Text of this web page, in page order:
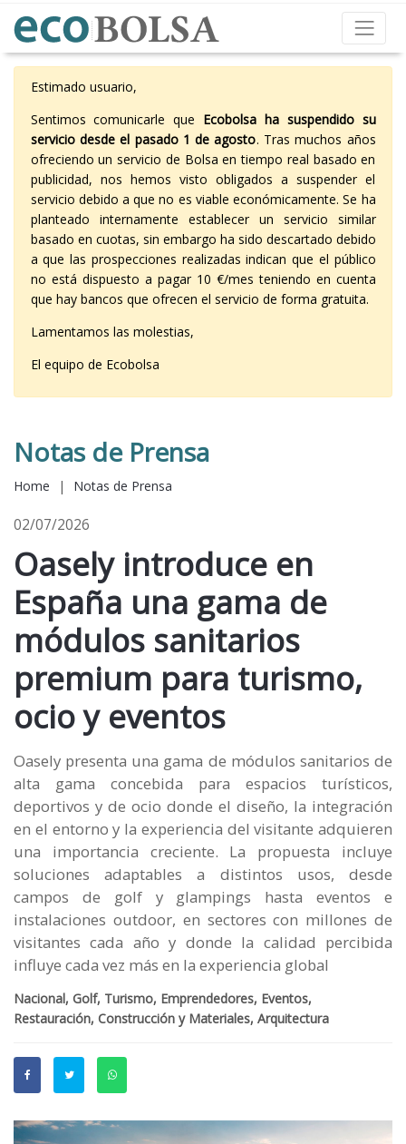
Estimado usuario,
Sentimos comunicarle que Ecobolsa ha suspendido su
servicio desde el pasado 1 de agosto. Tras muchos años
ofreciendo un servicio de Bolsa en tiempo real basado en
publicidad, nos hemos visto obligados a suspender el
servicio debido a que no es viable económicamente. Se ha
planteado internamente establecer un servicio similar
basado en cuotas, sin embargo ha sido descartado debido
a que las prospecciones realizadas indican que el público
no está dispuesto a pagar 10 €/mes teniendo en cuenta
que hay bancos que ofrecen el servicio de forma gratuita.
Lamentamos las molestias,
El equipo de Ecobolsa
Notas de Prensa
Home | Notas de Prensa
02/07/2026
Oasely introduce en
España una gama de
módulos sanitarios
premium para turismo,
ocio y eventos
Oasely presenta una gama de módulos sanitarios de
alta gama concebida para espacios turísticos,
deportivos y de ocio donde el diseño, la integración
en el entorno y la experiencia del visitante adquieren
una importancia creciente. La propuesta incluye
soluciones adaptables a distintos usos, desde
campos de golf y glampings hasta eventos e
instalaciones outdoor, en sectores con millones de
visitantes cada año y donde la calidad percibida
influye cada vez más en la experiencia global
Nacional, Golf, Turismo, Emprendedores, Eventos,
Restauración, Construcción y Materiales, Arquitectura